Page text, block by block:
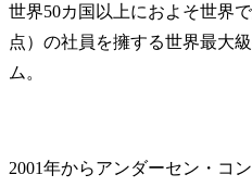
世界50カ国以上におよそ世界
点）の社員を擁する世界最大
ム。
2001年からアンダーセン・コ